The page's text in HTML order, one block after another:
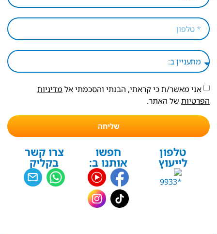
אני מאשר/ת כי קראתי, הבנתי והסכמתי אל מדיניות
הפרטיות של האתר.
שליחה
טלפון
לייעוץ
חפשו
אותנו ב:
צרו קשר
בקליק